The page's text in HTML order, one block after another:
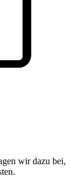
wir dazu bei,